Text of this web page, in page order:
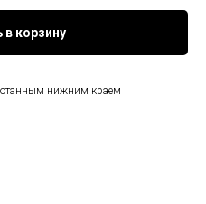
в корзину
нижним краем